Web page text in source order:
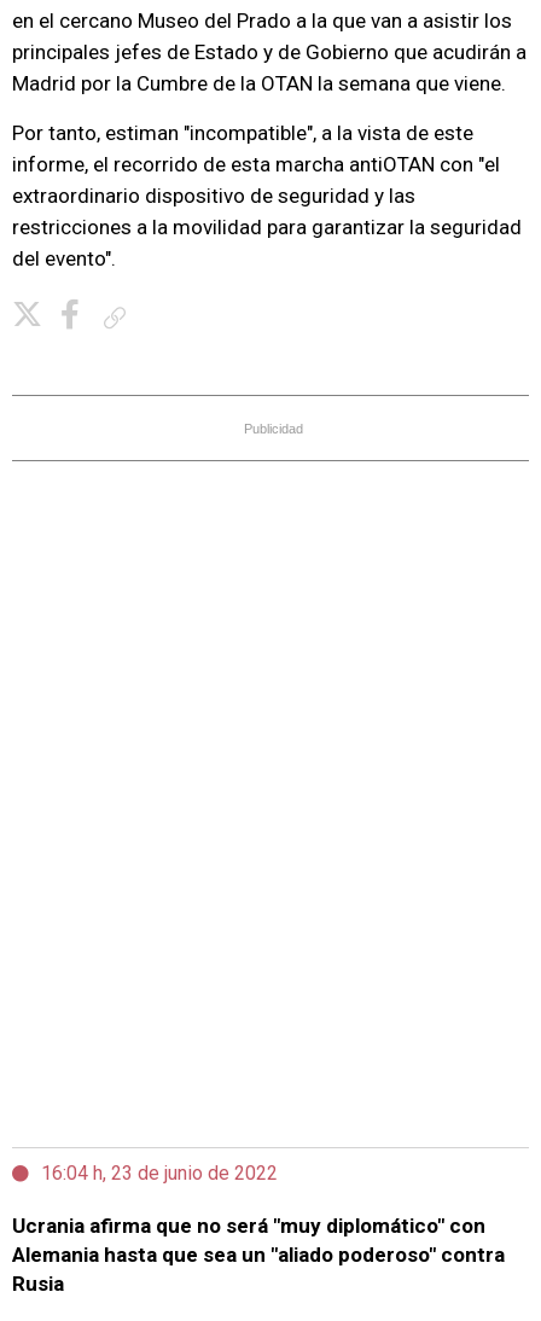
en el cercano Museo del Prado a la que van a asistir los
principales jefes de Estado y de Gobierno que acudirán a
Madrid por la Cumbre de la OTAN la semana que viene.
Por tanto, estiman "incompatible", a la vista de este
informe, el recorrido de esta marcha antiOTAN con "el
extraordinario dispositivo de seguridad y las
restricciones a la movilidad para garantizar la seguridad
del evento".
Publicidad
16:04 h, 23 de junio de 2022
Ucrania afirma que no será "muy diplomático" con
Alemania hasta que sea un "aliado poderoso" contra
Rusia